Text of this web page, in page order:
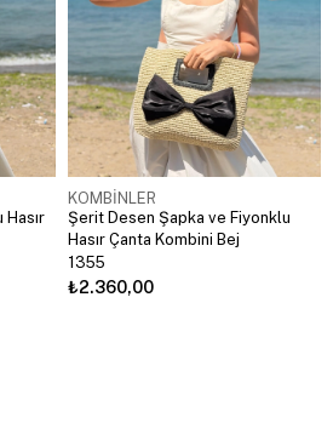
KOMBİNLER
Şerit Desen Şapka ve Fiyonklu
Hasır Çanta Kombini Bej
1355
₺2.360,00